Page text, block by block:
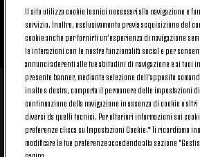
TORNA SU
© 2026 Juventus Football Club S.p.A.
Juventus Football Club S.p.A. Via Druento, 175
CONTACT CENTER (+39) 011.45.30.486. Il
venerdì (9-20) e il sabato (9-15), festivi esclusi.
Il costo del servizio varia in base al piano
Il sito utilizza cookie tecnici necessari alla navigazione e
servizio. Inoltre, esclusivamente previa acquisizione del
cookie anche per fornirti un’esperienza di navigazione
le interazioni con le nostre funzionalità social e per
annunci aderenti alle tue abitudini di navigazione e ai tuoi
presente banner, mediante selezione dell’apposito
in alto a destra, comporta il permanere delle impostazioni
continuazione della navigazione in assenza di cookie o
diversi da quelli tecnici. Per ulteriori informazioni sui
preferenze clicca su Impostazioni Cookie.* Ti ricordiamo
modificare le tue preferenze accedendo alla sezione